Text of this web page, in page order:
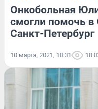
Онкобольная
смогли помочь в
Санкт-Петербург
10 марта, 2021, 10:31 18